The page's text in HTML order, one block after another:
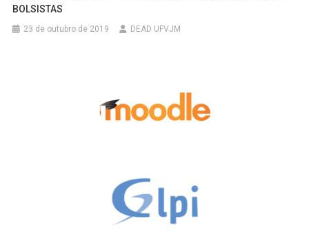
BOLSISTAS
23 de outubro de 2019 DEAD UFVJM